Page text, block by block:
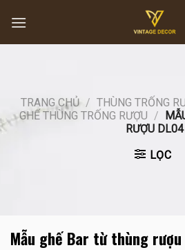
content
TRANG CHỦ / THÙNG TRỐNG
GHẾ THÙNG TRỐNG RƯỢU /
RƯỢU DL04
LỌC
Mẫu ghế Bar từ thùng